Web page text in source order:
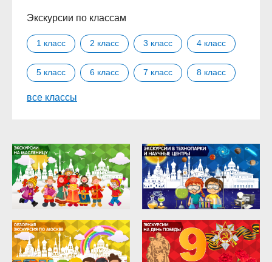
Экскурсии по классам
1 класс 2 класс 3 класс 4 класс
5 класс 6 класс 7 класс 8 класс
9 класс
все классы